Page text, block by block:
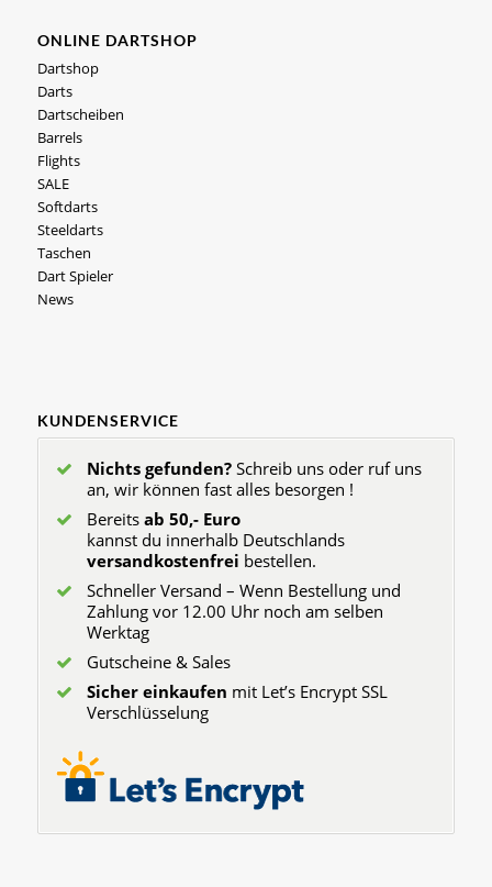
ONLINE DARTSHOP
Dartshop
Darts
Dartscheiben
Barrels
Flights
SALE
Softdarts
Steeldarts
Taschen
Dart Spieler
News
KUNDENSERVICE
Nichts gefunden?Schreib uns oder ruf uns
an, wir können fast alles besorgen !
Bereits ab 50,- Euro
kannst du innerhalb Deutschlands
versandkostenfrei bestellen.
Schneller Versand – Wenn Bestellung und
Zahlung vor 12.00 Uhr noch am selben
Werktag
Gutscheine & Sales
Sicher einkaufen mit Let’s Encrypt SSL
Verschlüsselung